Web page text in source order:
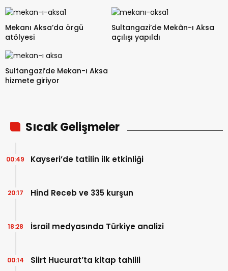
Mekanı Aksa’da örgü
atölyesi
Sultangazi’de Mekân-ı Aksa
açılışı yapıldı
Sultangazi’de Mekan-ı Aksa
hizmete giriyor
Sıcak Gelişmeler
Kayseri’de tatilin ilk etkinliği
00:49
Hind Receb ve 335 kurşun
20:17
İsrail medyasında Türkiye analizi
18:28
Siirt Hucurat’ta kitap tahlili
00:14